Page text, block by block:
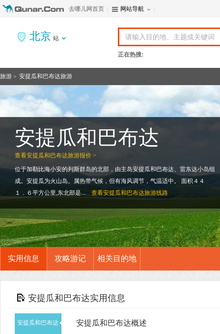
去哪儿网首页 网站导航
北京 站
正在热搜:
旅游 > 安提瓜和巴布达旅游
查看安提瓜和巴布达旅游报价 >
安提瓜和巴布达
位于加勒比海小安的列斯群岛的北部，由主岛安提瓜和巴布达、雷东达小岛组
成。安提瓜为火山岛。属热带气候，但有海风调节，气温适中。 面积４４
１．６平方公里,东北部是...
查看安提瓜和巴布达旅游线路
实用信息 攻略游记 相关目的地
安提瓜和巴布达实用信息
安提瓜和巴布达 安提瓜和巴布达概述